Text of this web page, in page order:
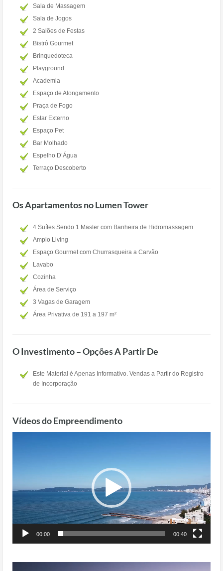
Sala de Massagem
Sala de Jogos
2 Salões de Festas
Bistrô Gourmet
Brinquedoteca
Playground
Academia
Espaço de Alongamento
Praça de Fogo
Estar Externo
Espaço Pet
Bar Molhado
Espelho D’Água
Terraço Descoberto
Os Apartamentos no Lumen Tower
4 Suítes Sendo 1 Master com Banheira de Hidromassagem
Amplo Living
Espaço Gourmet com Churrasqueira a Carvão
Lavabo
Cozinha
Área de Serviço
3 Vagas de Garagem
Área Privativa de 191 a 197 m²
O Investimento – Opções A Partir De
Este Material é Apenas Informativo. Vendas a Partir do Registro
de Incorporação
Vídeos do Empreendimento
00:00 00:40